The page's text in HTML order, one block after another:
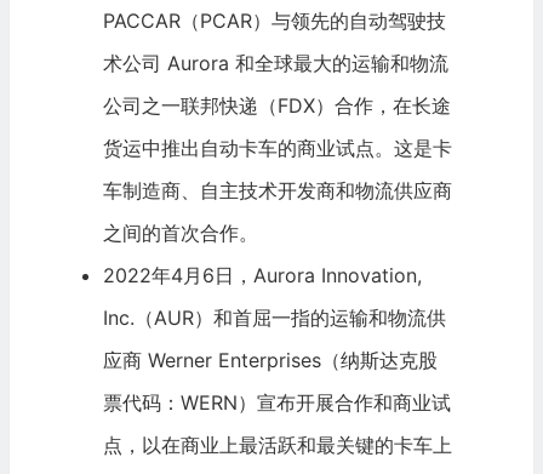
PACCAR（PCAR）与领先的自动驾驶技
术公司 Aurora 和全球最大的运输和物流
公司之一联邦快递（FDX）合作，在长途
货运中推出自动卡车的商业试点。这是卡
车制造商、自主技术开发商和物流供应商
之间的首次合作。
2022年4月6日，Aurora Innovation,
Inc.（AUR）和首屈一指的运输和物流供
应商 Werner Enterprises（纳斯达克股
票代码：WERN）宣布开展合作和商业试
点，以在商业上最活跃和最关键的卡车上